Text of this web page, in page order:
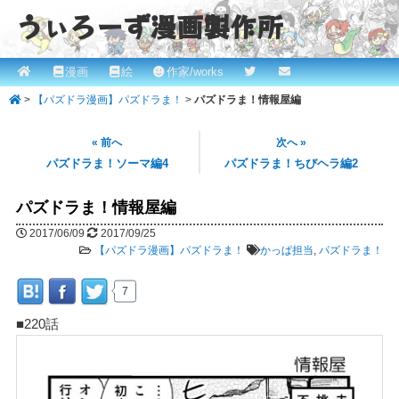
うぃろーず漫画製作所
ROBINとかっぱの漫画スタジオ！ willows.online
メ
イ
メ
イ
ン
テ
ツ
へ
漫画 絵 作家/works
> 【パズドラ漫画】パズドラま！ > パズドラま！情報屋編
« 前へ
パズドラま！ソーマ編4
次へ »
パズドラま！ちびヘラ編2
パズドラま！情報屋編
2017/06/09
2017/09/25
【パズドラ漫画】パズドラま！
かっぱ担当,パズドラま！
7
■220話